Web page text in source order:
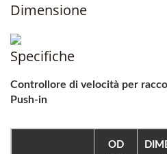
Dimensione
Specifiche
Controllore di velocità per
Push-in
OD